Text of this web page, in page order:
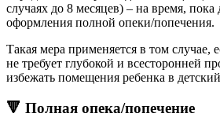
случаях до 8 месяцев) – на время, пока
оформления полной опеки/попечения.
Такая мера применяется в том случае,
не требует глубокой и всесторонней
избежать помещения ребенка в
🔻 Полная опека/попечение